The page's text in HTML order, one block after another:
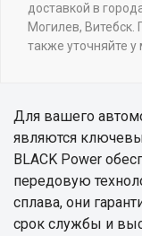
доставкой в
Могилев, Витебск.
также уточняйте
Для вашего
являются
BLACK Power
передовую
сплава, они
срок службы и